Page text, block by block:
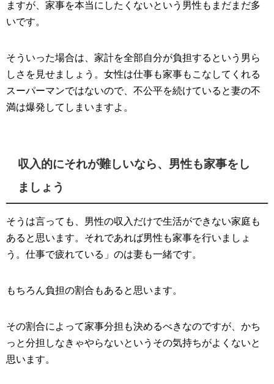
ますが、家事を本当にしたくないという男性もまだまだ多
いです。
そういった場合は、家計を全部自分が負担するという男ら
しさを見せましょう。女性は仕事も家事もこなしてくれる
スーパーマンではないので、不公平を続けていると妻の不
満は爆発してしまいますよ。
収入的にそれが難しいなら、男性も家事をし
ましょう
そうは言っても、男性の収入だけで生活ができない家庭も
あると思います。それであれば男性も家事を行いましょ
う。仕事で疲れている」のは妻も一緒です。
もちろん負担の割合もあると思います。
その割合によって家事分担も決めるべきなのですが、かち
っと分担しなきゃやらないというその気持ちがよくないと
思います。